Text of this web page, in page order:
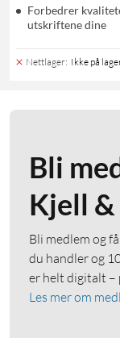
Forbedrer
utskriftene dine
Nettlager: Ikke på
Bli
Kjell
Bli medlem og
du handler og
er helt digitalt –
Les mer om